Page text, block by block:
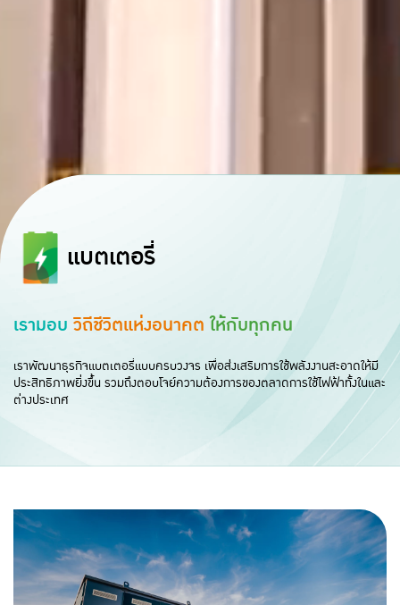
แบตเตอรี่
เรามอบ วิถีชีวิตแห่งอนาคต ให้กับทุกคน
เราพัฒนาธุรกิจแบตเตอรี่แบบครบวงจร เพื่อส่งเสริมการใช้พลังงานสะอาดให้มี
ประสิทธิภาพยิ่งขึ้น รวมถึงตอบโจย์ความต้องการของตลาดการใช้ไฟฟ้าทั้งในและ
ต่างประเทศ